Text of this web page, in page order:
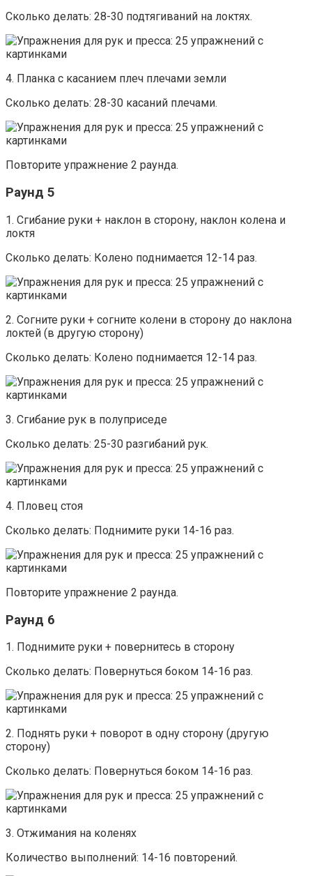
Сколько делать: 28-30 подтягиваний на локтях.
4. Планка с касанием плеч плечами земли
Сколько делать: 28-30 касаний плечами.
Повторите упражнение 2 раунда.
Раунд 5
1. Сгибание руки + наклон в сторону, наклон колена и
локтя
Сколько делать: Колено поднимается 12-14 раз.
2. Согните руки + согните колени в сторону до наклона
локтей (в другую сторону)
Сколько делать: Колено поднимается 12-14 раз.
3. Сгибание рук в полуприседе
Сколько делать: 25-30 разгибаний рук.
4. Пловец стоя
Сколько делать: Поднимите руки 14-16 раз.
Повторите упражнение 2 раунда.
Раунд 6
1. Поднимите руки + повернитесь в сторону
Сколько делать: Повернуться боком 14-16 раз.
2. Поднять руки + поворот в одну сторону (другую
сторону)
Сколько делать: Повернуться боком 14-16 раз.
3. Отжимания на коленях
Количество выполнений: 14-16 повторений.